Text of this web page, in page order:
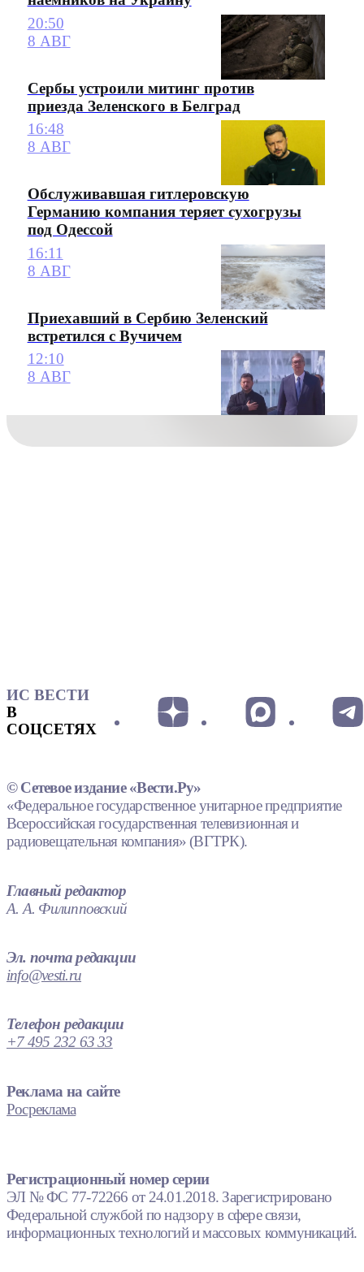
20:50
8 АВГ
Сербы устроили митинг против
приезда Зеленского в Белград
16:48
8 АВГ
Обслуживавшая гитлеровскую
Германию компания теряет сухогрузы
под Одессой
16:11
8 АВГ
Приехавший в Сербию Зеленский
встретился с Вучичем
12:10
8 АВГ
ИС ВЕСТИ
В
СОЦСЕТЯХ
© Сетевое издание «Вести.Ру»
«Федеральное государственное унитарное предприятие
Всероссийская государственная телевизионная и
радиовещательная компания» (ВГТРК).
Главный редактор
А. А. Филипповский
Эл. почта редакции
info@vesti.ru
Телефон редакции
+7 495 232 63 33
Реклама на сайте
Росреклама
Регистрационный номер серии
ЭЛ № ФС 77-72266 от 24.01.2018. Зарегистрировано
Федеральной службой по надзору в сфере связи,
информационных технологий и массовых коммуникаций.